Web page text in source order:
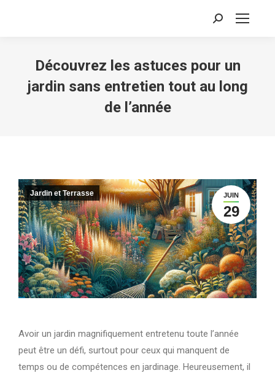
Recherche
Découvrez les astuces pour un
jardin sans entretien tout au long
de l’année
JUIN
29
Jardin et Terrasse
Avoir un jardin magnifiquement entretenu toute l’année
peut être un défi, surtout pour ceux qui manquent de
temps ou de compétences en jardinage. Heureusement, il